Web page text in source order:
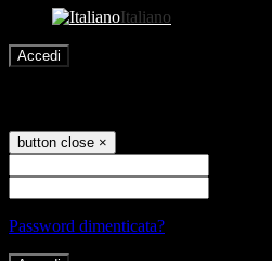
Italiano
Accedi
button close ×
Password dimenticata?